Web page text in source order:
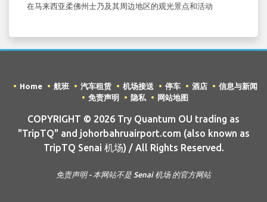
在马来西亚柔佛州士乃及其周边地区的观光景点和活动
Home 航班 汽车租赁 机场接送 停车 酒店
信息与新闻
免责声明
隐私 网站地图
COPYRIGHT © 2026 Try Quantum OU trading as
"TripTQ" and johorbahruairport.com (also known as
TripTQ Senai 机场) / All Rights Reserved.
免责声明 - 本网站不是 Senai 机场 的官方网站